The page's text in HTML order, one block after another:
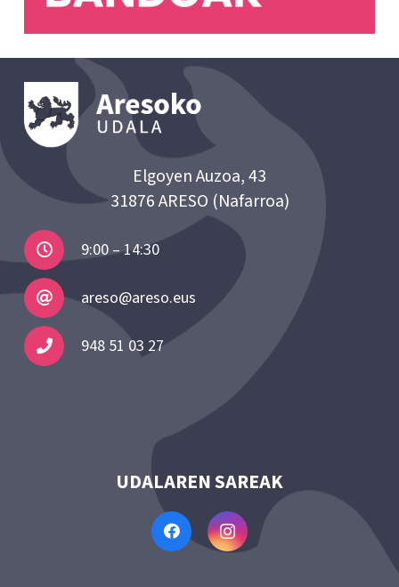
Elgoyen Auzoa, 43
31876 ARESO (Nafarroa)
9:00 – 14:30
areso@areso.eus
948 51 03 27
UDALAREN SAREAK